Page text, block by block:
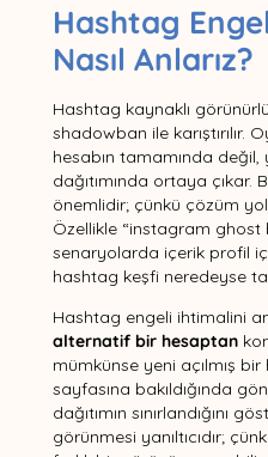
Hashtag
Nasıl Anlarız?
Hashtag kaynaklı
shadowban ile karıştırılır.
hesabın tamamında
dağıtımında ortaya çıkar.
önemlidir; çünkü çözüm
Özellikle “instagram ghost
senaryolarda içerik profil
hashtag keşfi neredeyse
Hashtag engeli ihtimalini
alternatif bir hesaptan
mümkünse yeni açılmış
sayfasına bakıldığında
dağıtımın sınırlandığını
görünmesi yanıltıcıdır;